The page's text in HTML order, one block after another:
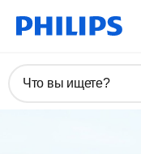
Что вы ищете?